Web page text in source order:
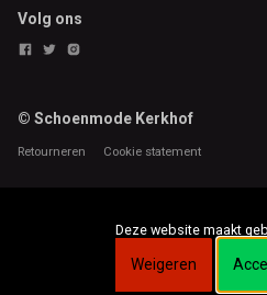
Volg ons
© Schoenmode Kerkhof
Retourneren Cookie statement
Deze website maakt
Weigeren